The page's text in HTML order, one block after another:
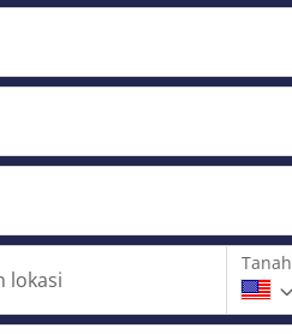
lokasi
Tanah